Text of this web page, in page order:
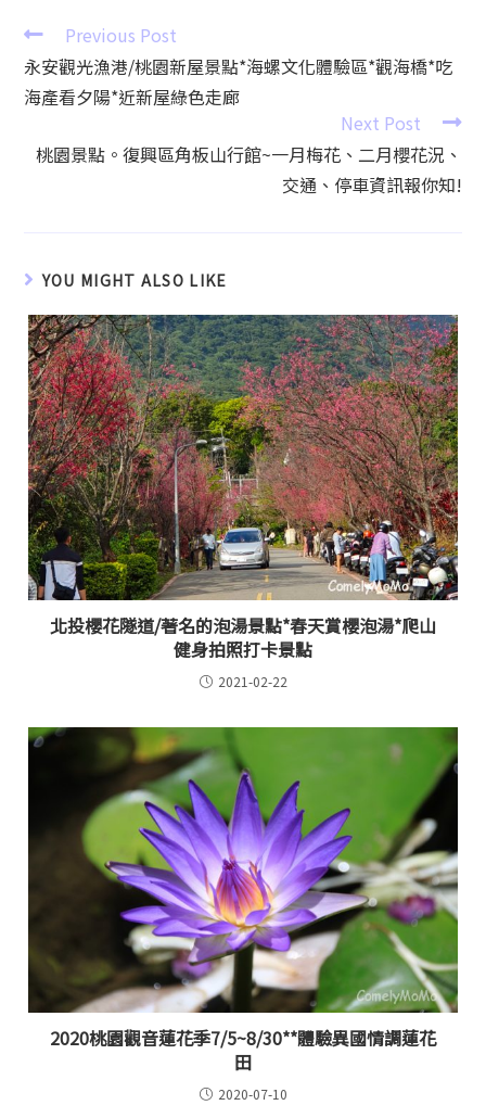
Previous Post
永安觀光漁港/桃園新屋景點*海螺文化體驗區*觀海橋*吃
海產看夕陽*近新屋綠色走廊
Next Post
桃園景點。復興區角板山行館~一月梅花、二月櫻花況、
交通、停車資訊報你知!
YOU MIGHT ALSO LIKE
北投櫻花隧道/著名的泡湯景點*春天賞櫻泡湯*爬山
健身拍照打卡景點
2021-02-22
2020桃園觀音蓮花季7/5~8/30**體驗異國情調蓮花
田
2020-07-10